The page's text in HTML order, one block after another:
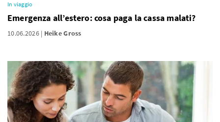
In viaggio
Emergenza all’estero: cosa paga la cassa malati?
10.06.2026 Heike Gross